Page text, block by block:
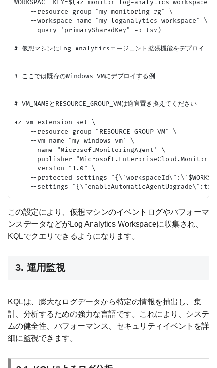
WORKSPACE_KEY=$(az monitor log-analytics
    --resource-group "my-monitoring-rg" \
    --workspace-name "my-loganalytics-workspace" \
    --query "primarySharedKey" -o tsv)
# 仮想マシンにLog Analyticsエージェント拡張機能をデプロイ
# ここでは既存のWindows VMにデプロイする例
# VM_NAMEとRESOURCE_GROUP_VMは適宜置き換えてください
az vm extension set \
    --resource-group "RESOURCE_GROUP_VM" \
    --vm-name "my-windows-vm" \
    --name "MicrosoftMonitoringAgent" \
--publisher
    --version "1.0" \
--protected-settings
この設定により、仮想マシンのイベントログやパフォーマ
ンスデータなどがLog Analytics Workspaceに収集され、
KQLでクエリできるようになります。
3. 運用監視
KQLは、膨大なログデータから特定の情報を抽出し、集
計、分析するための強力な言語です。これにより、システ
ムの健全性、パフォーマンス、セキュリティイベントを詳
細に監視できます。